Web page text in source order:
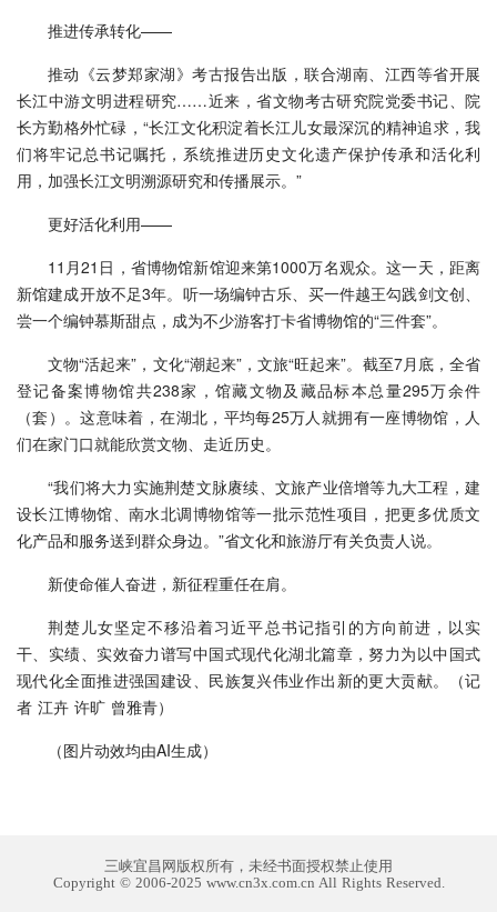
推进传承转化——
推动《云梦郑家湖》考古报告出版，联合湖南、江西等省开展
长江中游文明进程研究……近来，省文物考古研究院党委书记、院
长方勤格外忙碌，“长江文化积淀着长江儿女最深沉的精神追求，我
们将牢记总书记嘱托，系统推进历史文化遗产保护传承和活化利
用，加强长江文明溯源研究和传播展示。”
更好活化利用——
11月21日，省博物馆新馆迎来第1000万名观众。这一天，距离
新馆建成开放不足3年。听一场编钟古乐、买一件越王勾践剑文创、
尝一个编钟慕斯甜点，成为不少游客打卡省博物馆的“三件套”。
文物“活起来”，文化“潮起来”，文旅“旺起来”。截至7月底，全省
登记备案博物馆共238家，馆藏文物及藏品标本总量295万余件
（套）。这意味着，在湖北，平均每25万人就拥有一座博物馆，人
们在家门口就能欣赏文物、走近历史。
“我们将大力实施荆楚文脉赓续、文旅产业倍增等九大工程，建
设长江博物馆、南水北调博物馆等一批示范性项目，把更多优质文
化产品和服务送到群众身边。”省文化和旅游厅有关负责人说。
新使命催人奋进，新征程重任在肩。
荆楚儿女坚定不移沿着习近平总书记指引的方向前进，以实
干、实绩、实效奋力谱写中国式现代化湖北篇章，努力为以中国式
现代化全面推进强国建设、民族复兴伟业作出新的更大贡献。（记
者 江卉 许旷 曾雅青）
（图片动效均由AI生成）
三峡宜昌网版权所有，未经书面授权禁止使用
Copyright © 2006-2025 www.cn3x.com.cn All Rights Reserved.